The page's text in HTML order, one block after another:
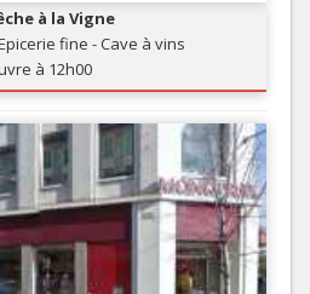
à la Vigne
fine - Cave à vins
à 12h00